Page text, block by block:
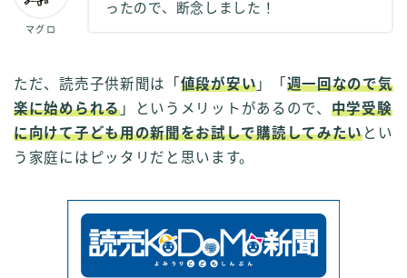
マグロ
ったので、断念しました！
ただ、読売子供新聞は「 値段が安い 」「 週一回なので気
楽に始められる」というメリットがあるので、 中学受験
に向けて子ども用の新聞をお試しで購読してみたいとい
う家庭にはピッタリだと思います。